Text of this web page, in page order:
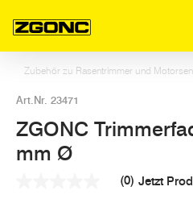
Zubehör zu Rasentrimmer und
Art.Nr. 23471
ZGONC
mm Ø
(0) Jetzt